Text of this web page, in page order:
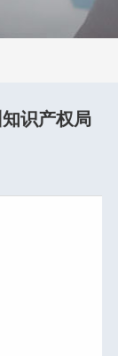
识产权局